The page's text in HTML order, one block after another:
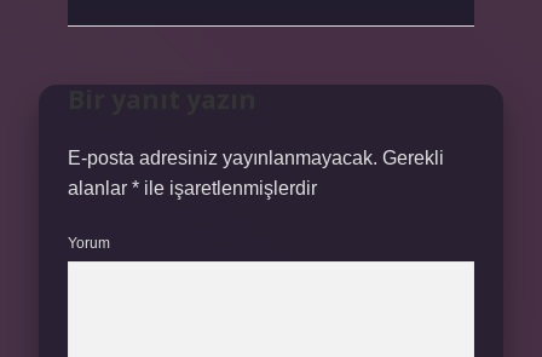
E-posta adresiniz yayınlanmayacak. Gerekli
alanlar * ile işaretlenmişlerdir
Yorum